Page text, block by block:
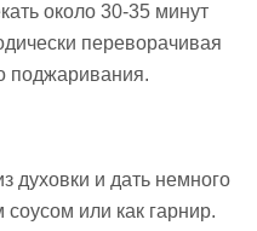
около 30-35 минут
переворачивая
поджаривания.
духовки и дать немного
или как гарнир.